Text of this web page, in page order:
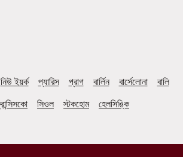
নিউ ইয়র্ক প্যারিস প্রাগ বার্লিন বার্সেলোনা
বালি
সিওল স্টকহোম হেলসিঙ্কি